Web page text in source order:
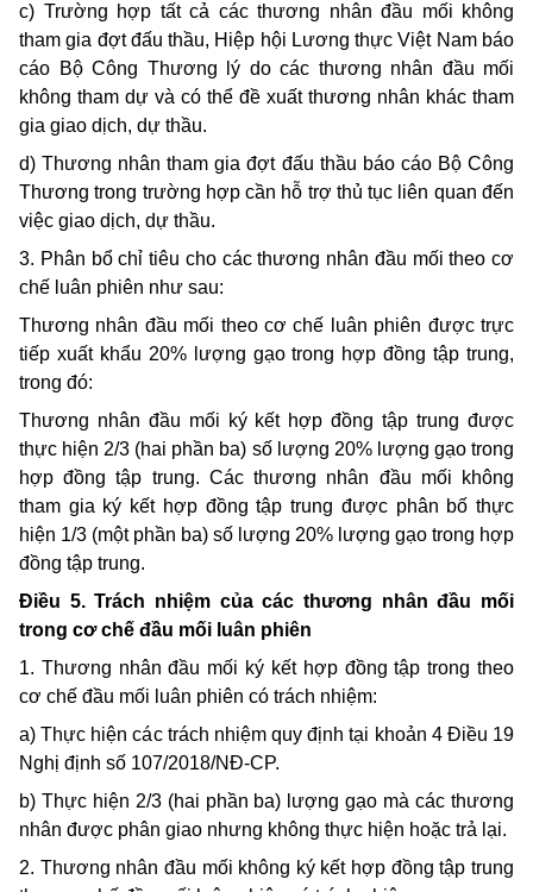
c) Trường hợp tất cả các thương nhân đầu mối không
tham gia đợt đấu thầu, Hiệp hội Lương thực Việt Nam báo
cáo Bộ Công Thương lý do các thương nhân đầu mối
không tham dự và có thể đề xuất thương nhân khác tham
gia giao dịch, dự thầu.
d) Thương nhân tham gia đợt đấu thầu báo cáo Bộ Công
Thương trong trường hợp cần hỗ trợ thủ tục liên quan đến
việc giao dịch, dự thầu.
3. Phân bổ chỉ tiêu cho các thương nhân đầu mối theo cơ
chế luân phiên như sau:
Thương nhân đầu mối theo cơ chế luân phiên được trực
tiếp xuất khẩu 20% lượng gạo trong hợp đồng tập trung,
trong đó:
Thương nhân đầu mối ký kết hợp đồng tập trung được
thực hiện 2/3 (hai phần ba) số lượng 20% lượng gạo trong
hợp đồng tập trung. Các thương nhân đầu mối không
tham gia ký kết hợp đồng tập trung được phân bố thực
hiện 1/3 (một phần ba) số lượng 20% lượng gạo trong hợp
đồng tập trung.
Điều 5. Trách nhiệm của các thương nhân đầu mối
trong cơ chế đầu mối luân phiên
1. Thương nhân đầu mối ký kết hợp đồng tập trong theo
cơ chế đầu mối luân phiên có trách nhiệm:
a) Thực hiện các trách nhiệm quy định tại khoản 4 Điều 19
Nghị định số 107/2018/NĐ-CP.
b) Thực hiện 2/3 (hai phần ba) lượng gạo mà các thương
nhân được phân giao nhưng không thực hiện hoặc trả lại.
2. Thương nhân đầu mối không ký kết hợp đồng tập trung